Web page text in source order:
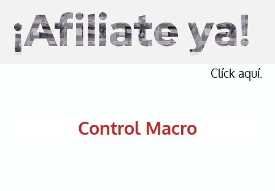
¡Afiliate ya!
Clíck aquí.
Control Macro